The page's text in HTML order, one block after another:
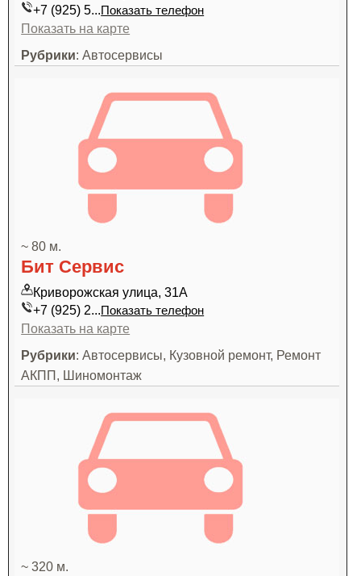
+7 (925) 5...Показать телефон
Показать на карте
Рубрики: Автосервисы
~ 80 м.
Бит Сервис
Криворожская улица, 31А
+7 (925) 2...Показать телефон
Показать на карте
Рубрики: Автосервисы, Кузовной ремонт, Ремонт
АКПП, Шиномонтаж
~ 320 м.